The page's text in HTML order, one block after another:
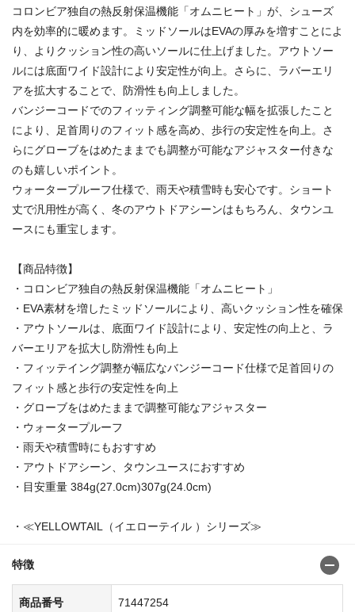
コロンビア独自の熱反射保温機能「オムニヒート」が、シューズ
内を効率的に暖めます。ミッドソールはEVAの厚みを増すことによ
り、よりクッション性の高いソールに仕上げました。アウトソー
ルには底面ワイド設計により安定性が向上。さらに、ラバーエリ
アを拡大することで、防滑性も向上しました。
バンジーコードでのフィッティング調整可能な幅を拡張したこと
により、足首周りのフィット感を高め、歩行の安定性を向上。さ
らにグローブをはめたままでも調整が可能なアジャスター付きな
のも嬉しいポイント。
ウォータープルーフ仕様で、雨天や積雪時も安心です。ショート
丈で汎用性が高く、冬のアウトドアシーンはもちろん、タウンユ
ースにも重宝します。
【商品特徴】
・コロンビア独自の熱反射保温機能「オムニヒート」
・EVA素材を増したミッドソールにより、高いクッション性を確保
・アウトソールは、底面ワイド設計により、安定性の向上と、ラ
バーエリアを拡大し防滑性も向上
・フィッテイング調整が幅広なバンジーコード仕様で足首回りの
フィット感と歩行の安定性を向上
・グローブをはめたままで調整可能なアジャスター
・ウォータープルーフ
・雨天や積雪時にもおすすめ
・アウトドアシーン、タウンユースにおすすめ
・目安重量 384g(27.0cm)307g(24.0cm)
・≪YELLOWTAIL（イエローテイル ）シリーズ≫
特徴
商品番号 71447254